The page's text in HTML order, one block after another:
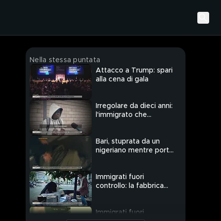
Nella stessa puntata
Attacco a Trump: spari
alla cena di gala
Irregolare da dieci anni:
l'immigrato che
Bari, stuprata da un
nigeriano mentre porta
Immigrati fuori
controllo: la fabbrica
Immigrati fuori